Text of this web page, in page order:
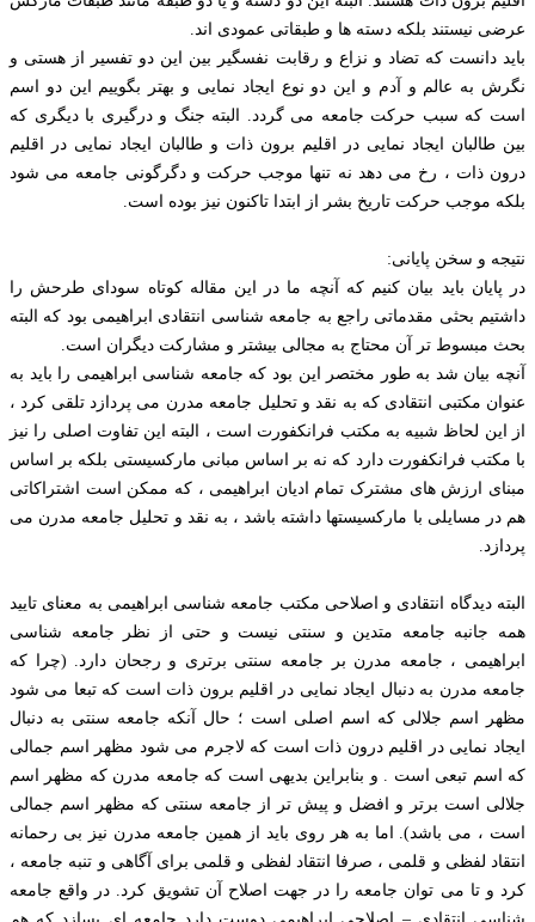
عرضی نیستند بلکه دسته ها و طبقاتی عمودی اند.
باید دانست که تضاد و نزاع و رقابت نفسگیر بین این دو تفسیر از هستی و
نگرش به عالم و آدم و این دو نوع ایجاد نمایی و بهتر بگوییم این دو اسم
است که سبب حرکت جامعه می گردد. البته جنگ و درگیری با دیگری که
بین طالبان ایجاد نمایی در اقلیم برون ذات و طالبان ایجاد نمایی در اقلیم
درون ذات ، رخ می دهد نه تنها موجب حرکت و دگرگونی جامعه می شود
بلکه موجب حرکت تاریخ بشر از ابتدا تاکنون نیز بوده است.
نتیجه و سخن پایانی:
در پایان باید بیان کنیم که آنچه ما در این مقاله کوتاه سودای طرحش را
داشتیم بحثی مقدماتی راجع به جامعه شناسی انتقادی ابراهیمی بود که البته
بحث مبسوط تر آن محتاج به مجالی بیشتر و مشارکت دیگران است.
آنچه بیان شد به طور مختصر این بود که جامعه شناسی ابراهیمی را باید به
عنوان مکتبی انتقادی که به نقد و تحلیل جامعه مدرن می پردازد تلقی کرد ،
از این لحاظ شبیه به مکتب فرانکفورت است ، البته این تفاوت اصلی را نیز
با مکتب فرانکفورت دارد که نه بر اساس مبانی مارکسیستی بلکه بر اساس
مبنای ارزش های مشترک تمام ادیان ابراهیمی ، که ممکن است اشتراکاتی
هم در مسایلی با مارکسیستها داشته باشد ، به نقد و تحلیل جامعه مدرن می
پردازد.
البته دیدگاه انتقادی و اصلاحی مکتب جامعه شناسی ابراهیمی به معنای تایید
همه جانبه جامعه متدین و سنتی نیست و حتی از نظر جامعه شناسی
ابراهیمی ، جامعه مدرن بر جامعه سنتی برتری و رجحان دارد. (چرا که
جامعه مدرن به دنبال ایجاد نمایی در اقلیم برون ذات است که تبعا می شود
مظهر اسم جلالی که اسم اصلی است ؛ حال آنکه جامعه سنتی به دنبال
ایجاد نمایی در اقلیم درون ذات است که لاجرم می شود مظهر اسم جمالی
که اسم تبعی است . و بنابراین بدیهی است که جامعه مدرن که مظهر اسم
جلالی است برتر و افضل و پیش تر از جامعه سنتی که مظهر اسم جمالی
است ، می باشد). اما به هر روی باید از همین جامعه مدرن نیز بی رحمانه
انتقاد لفظی و قلمی ، صرفا انتقاد لفظی و قلمی برای آگاهی و تنبه جامعه ،
کرد و تا می توان جامعه را در جهت اصلاح آن تشویق کرد. در واقع جامعه